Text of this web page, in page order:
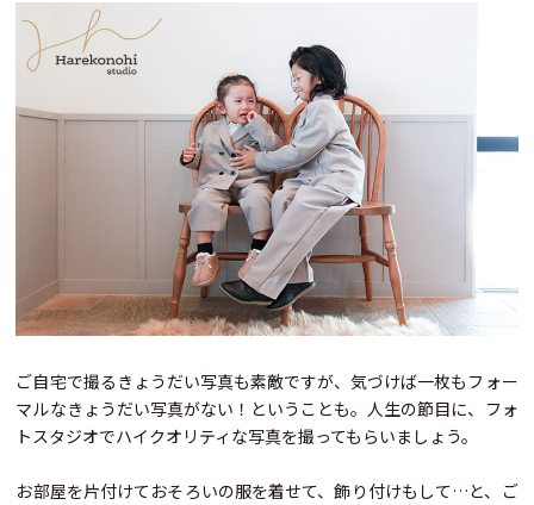
ご自宅で撮るきょうだい写真も素敵ですが、気づけば一枚もフォー
マルなきょうだい写真がない！ということも。人生の節目に、フォ
トスタジオでハイクオリティな写真を撮ってもらいましょう。
お部屋を片付けておそろいの服を着せて、飾り付けもして…と、ご